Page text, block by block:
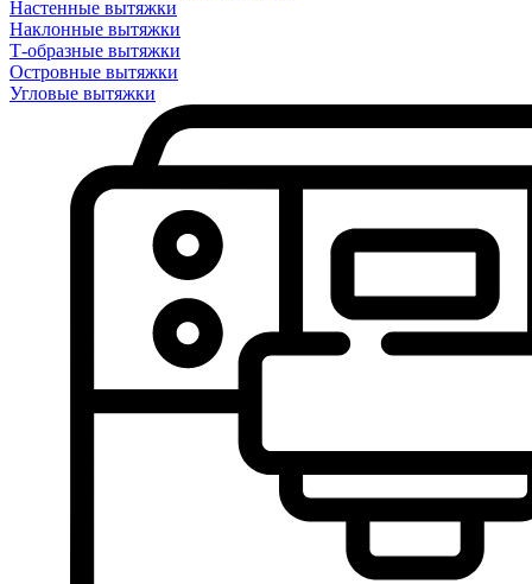
Настенные вытяжки
Наклонные вытяжки
Т-образные вытяжки
Островные вытяжки
Угловые вытяжки